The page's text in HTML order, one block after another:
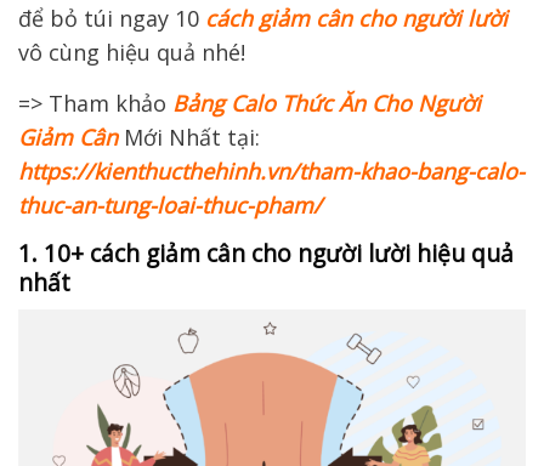
để bỏ túi ngay 10 cách giảm cân cho người lười
vô cùng hiệu quả nhé!
=> Tham khảo Bảng Calo Thức Ăn Cho Người
Giảm CânMới Nhất tại:
https://kienthucthehinh.vn/tham-khao-bang-calo-
thuc-an-tung-loai-thuc-pham/
1. 10+ cách giảm cân cho người lười hiệu quả
nhất